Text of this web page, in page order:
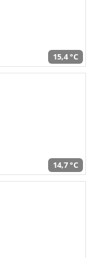
15,4 °C
14,7 °C